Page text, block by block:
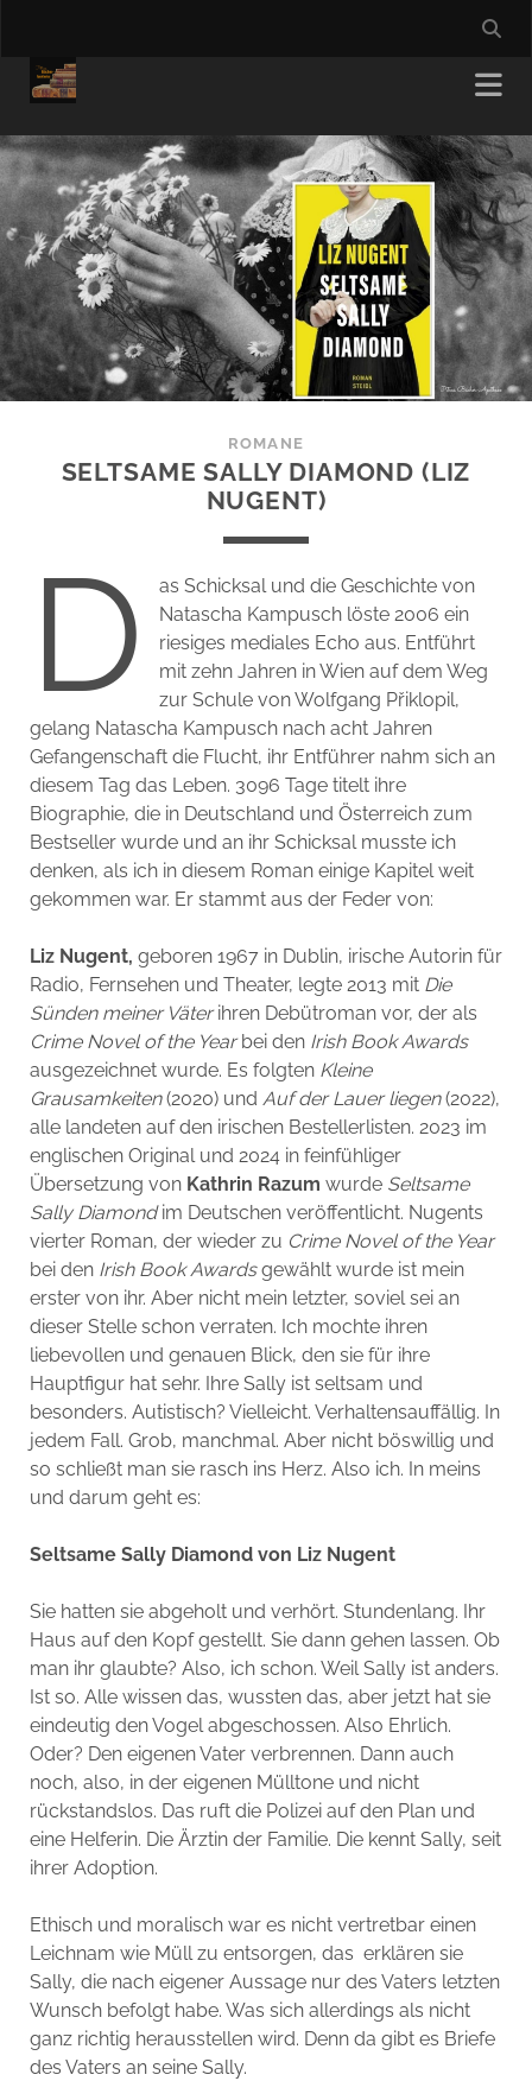
ROMANE
SELTSAME SALLY DIAMOND (LIZ
NUGENT)
D
as Schicksal und die Geschichte von
Natascha Kampusch löste 2006 ein
riesiges mediales Echo aus. Entführt
mit zehn Jahren in Wien auf dem Weg
zur Schule von Wolfgang Přiklopil,
gelang Natascha Kampusch nach acht Jahren
Gefangenschaft die Flucht, ihr Entführer nahm sich an
diesem Tag das Leben. 3096 Tage titelt ihre
Biographie, die in Deutschland und Österreich zum
Bestseller wurde und an ihr Schicksal musste ich
denken, als ich in diesem Roman einige Kapitel weit
gekommen war. Er stammt aus der Feder von:
Liz Nugent, geboren 1967 in Dublin, irische Autorin für
Radio, Fernsehen und Theater, legte 2013 mit Die
Sünden meiner Väterihren Debütroman vor, der als
Crime Novel of the Yearbei den Irish Book Awards
ausgezeichnet wurde. Es folgten Kleine
Grausamkeiten(2020) und Auf der Lauer liegen(2022),
alle landeten auf den irischen Bestellerlisten. 2023 im
englischen Original und 2024 in feinfühliger
Übersetzung von Kathrin Razum wurde Seltsame
Sally Diamondim Deutschen veröffentlicht. Nugents
vierter Roman, der wieder zu Crime Novel of the Year
bei den Irish Book Awardsgewählt wurde ist mein
erster von ihr. Aber nicht mein letzter, soviel sei an
dieser Stelle schon verraten. Ich mochte ihren
liebevollen und genauen Blick, den sie für ihre
Hauptfigur hat sehr. Ihre Sally ist seltsam und
besonders. Autistisch? Vielleicht. Verhaltensauffällig. In
jedem Fall. Grob, manchmal. Aber nicht böswillig und
so schließt man sie rasch ins Herz. Also ich. In meins
und darum geht es:
Seltsame Sally Diamond von Liz Nugent
Sie hatten sie abgeholt und verhört. Stundenlang. Ihr
Haus auf den Kopf gestellt. Sie dann gehen lassen. Ob
man ihr glaubte? Also, ich schon. Weil Sally ist anders.
Ist so. Alle wissen das, wussten das, aber jetzt hat sie
eindeutig den Vogel abgeschossen. Also Ehrlich.
Oder? Den eigenen Vater verbrennen. Dann auch
noch, also, in der eigenen Mülltone und nicht
rückstandslos. Das ruft die Polizei auf den Plan und
eine Helferin. Die Ärztin der Familie. Die kennt Sally, seit
ihrer Adoption.
Ethisch und moralisch war es nicht vertretbar einen
Leichnam wie Müll zu entsorgen, das erklären sie
Sally, die nach eigener Aussage nur des Vaters letzten
Wunsch befolgt habe. Was sich allerdings als nicht
ganz richtig herausstellen wird. Denn da gibt es Briefe
des Vaters an seine Sally.